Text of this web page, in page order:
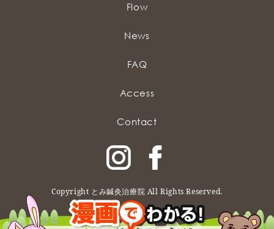
Flow
News
FAQ
Access
Contact
Copyright とみ鍼灸治療院 All Rights Reserved.